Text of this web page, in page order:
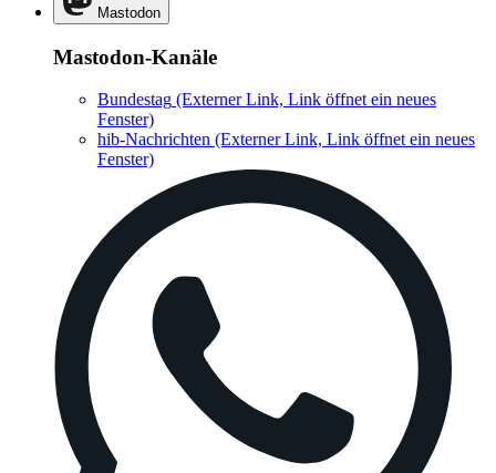
Mastodon
Mastodon-Kanäle
Bundestag (Externer Link, Link öffnet ein neues
Fenster)
hib-Nachrichten (Externer Link, Link öffnet ein neues
Fenster)